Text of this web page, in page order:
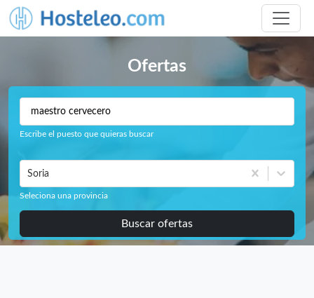
Ofertas
Escribe el puesto que quieras buscar
Soria
Seleciona una provincia
Buscar ofertas